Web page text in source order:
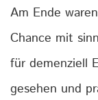
Am Ende
Chance mit
für demenziell
gesehen und